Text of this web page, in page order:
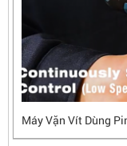
Máy Vặn Vít Dùng